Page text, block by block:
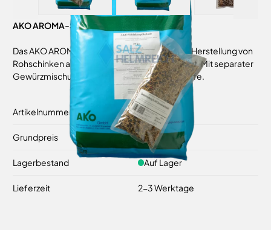
AKO AROMA-Schinken-Pökelsalz 25 kg
Das AKO AROMA-Schinken Pökelsalz wird zur Herstellung von
Rohschinken als Komplettmischung eingesetzt. Mit separater
Gewürzmischung. Enthält Konservierungsstoffe.
Artikelnummer 53142
Grundpreis 1,52 €/ 1 kg
Lagerbestand Auf Lager
Lieferzeit 2-3 Werktage